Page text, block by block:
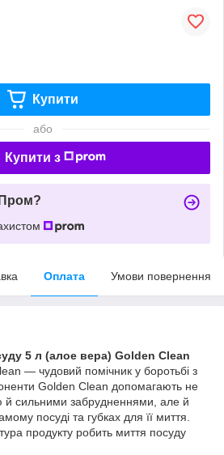
Купити
або
Купити з
Оплата Умови повернення
5 л (алое вера) Golden Clean
— чудовий помічник у боротьбі з
Golden Clean допомагають не
й сильними забрудненнями, але й
посуді та губках для її миття.
продукту робить миття посуду